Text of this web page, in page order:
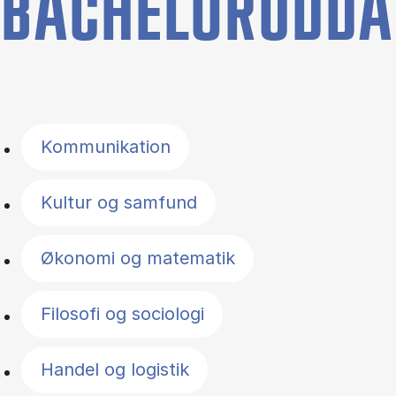
Kommunikation
Kultur og samfund
Økonomi og matematik
Filosofi og sociologi
Handel og logistik